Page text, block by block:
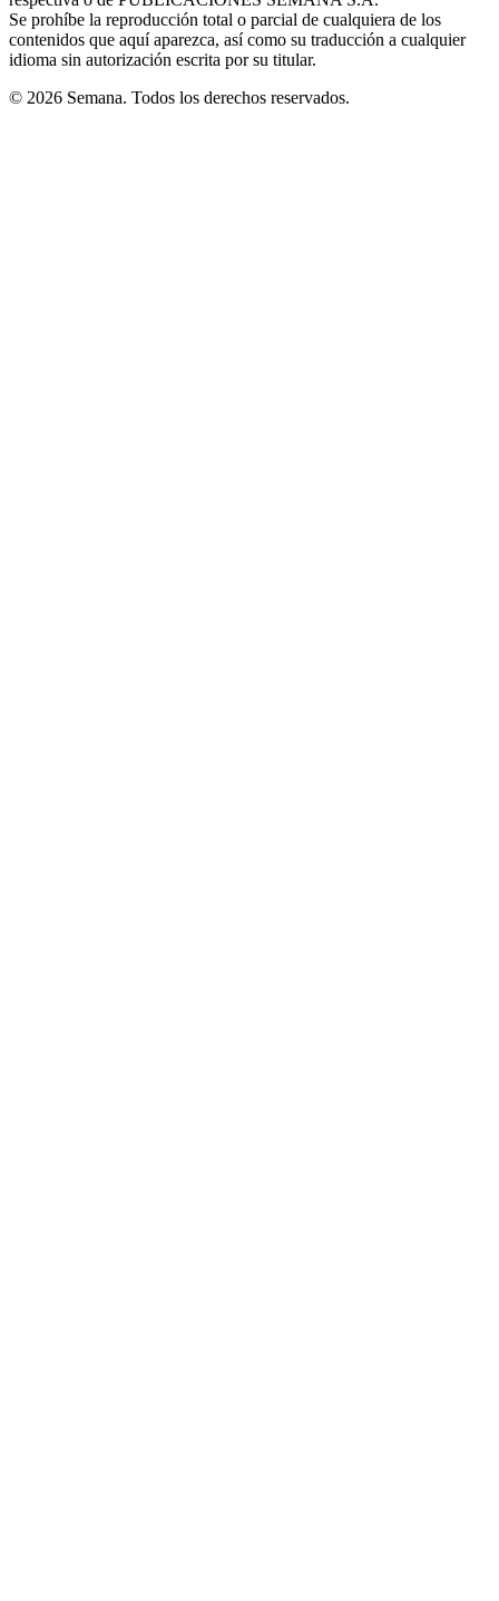
Se prohíbe la reproducción total o parcial de cualquiera de los
contenidos que aquí aparezca, así como su traducción a cualquier
idioma sin autorización escrita por su titular.
© 2026 Semana. Todos los derechos reservados.